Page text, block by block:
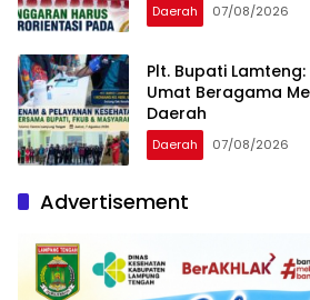
Daerah 07/08/2026
Plt. Bupati
Umat Beragama
Daerah
Daerah 07/08/2026
Advertisement